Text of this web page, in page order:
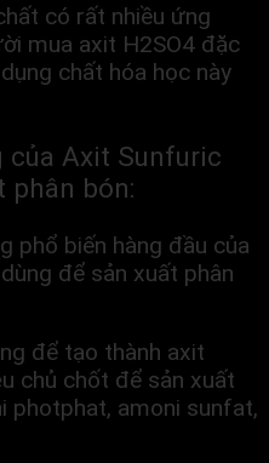
có rất nhiều ứng
mua axit H2SO4 đặc
chất hóa học này
của Axit Sunfuric
phân bón:
phổ biến hàng đầu của
để sản xuất phân
để tạo thành axit
chủ chốt để sản xuất
photphat, amoni sunfat,